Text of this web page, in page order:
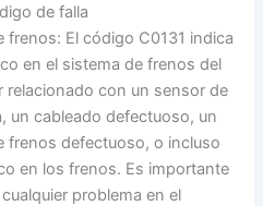
de falla
frenos: El código C0131 indica
en el sistema de frenos del
relacionado con un sensor de
un cableado defectuoso, un
frenos defectuoso, o incluso
en los frenos. Es importante
problema en el